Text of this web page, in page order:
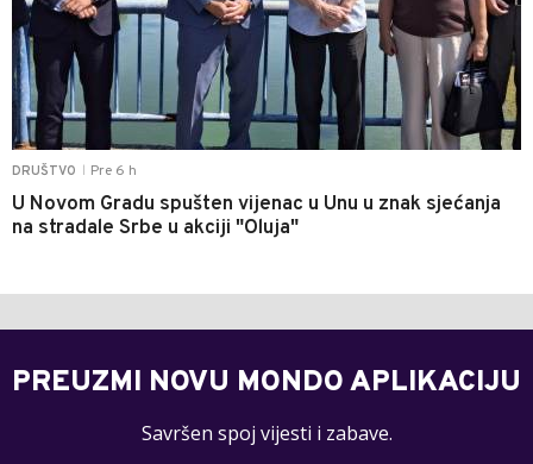
DRUŠTVO Pre 6 h
U Novom Gradu spušten vijenac u Unu u znak sjećanja
na stradale Srbe u akciji "Oluja"
PREUZMI NOVU MONDO APLIKACIJU
Savršen spoj vijesti i zabave.